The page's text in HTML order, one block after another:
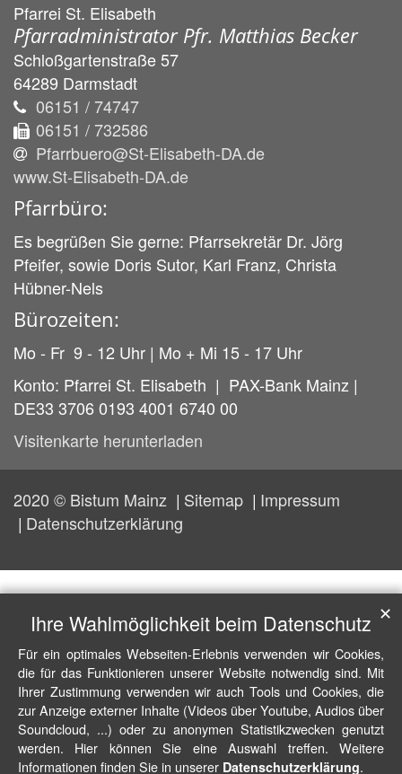
Pfarrei St. Elisabeth
Pfarradministrator Pfr. Matthias Becker
Schloßgartenstraße 57
64289 Darmstadt
06151 / 74747
06151 / 732586
Pfarrbuero@St-Elisabeth-DA.de
www.St-Elisabeth-DA.de
Pfarrbüro:
Es begrüßen Sie gerne: Pfarrsekretär Dr. Jörg
Pfeifer, sowie Doris Sutor, Karl Franz, Christa
Hübner-Nels
Bürozeiten:
Mo - Fr 9 - 12 Uhr | Mo + Mi 15 - 17 Uhr
Konto: Pfarrei St. Elisabeth | PAX-Bank Mainz |
DE33 3706 0193 4001 6740 00
Visitenkarte herunterladen
2020 © Bistum Mainz Sitemap
Impressum
Datenschutzerklärung
Ihre Wahlmöglichkeit beim Datenschutz
Für ein optimales Webseiten-Erlebnis verwenden wir Cookies,
die für das Funktionieren unserer Website notwendig sind. Mit
Ihrer Zustimmung verwenden wir auch Tools und Cookies, die
zur Anzeige externer Inhalte (Videos über Youtube, Audios über
Soundcloud, ...) oder zu anonymen Statistikzwecken genutzt
werden. Hier können Sie eine Auswahl treffen. Weitere
Informationen finden Sie in unserer Datenschutzerklärung.
✕